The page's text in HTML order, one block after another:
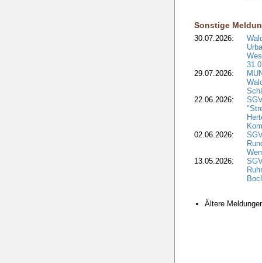
Sonstige
30.07.2026:
29.07.2026:
22.06.2026:
02.06.2026:
13.05.2026:
Ältere